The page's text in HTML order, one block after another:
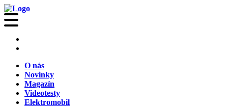
O nás
Novinky
Magazín
Videotesty
Elektromobil